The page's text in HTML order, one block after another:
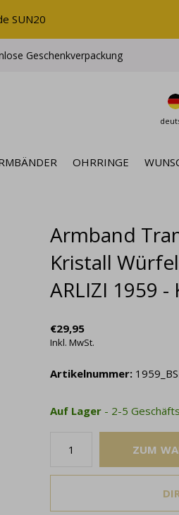
OHRRINGE
Geschenkverpackung
SUN20
Armband
Kristall
ARLIZI 1959 -
€29,95
Inkl. MwSt.
Artikelnummer:
Auf Lager - 2-5
ZUM